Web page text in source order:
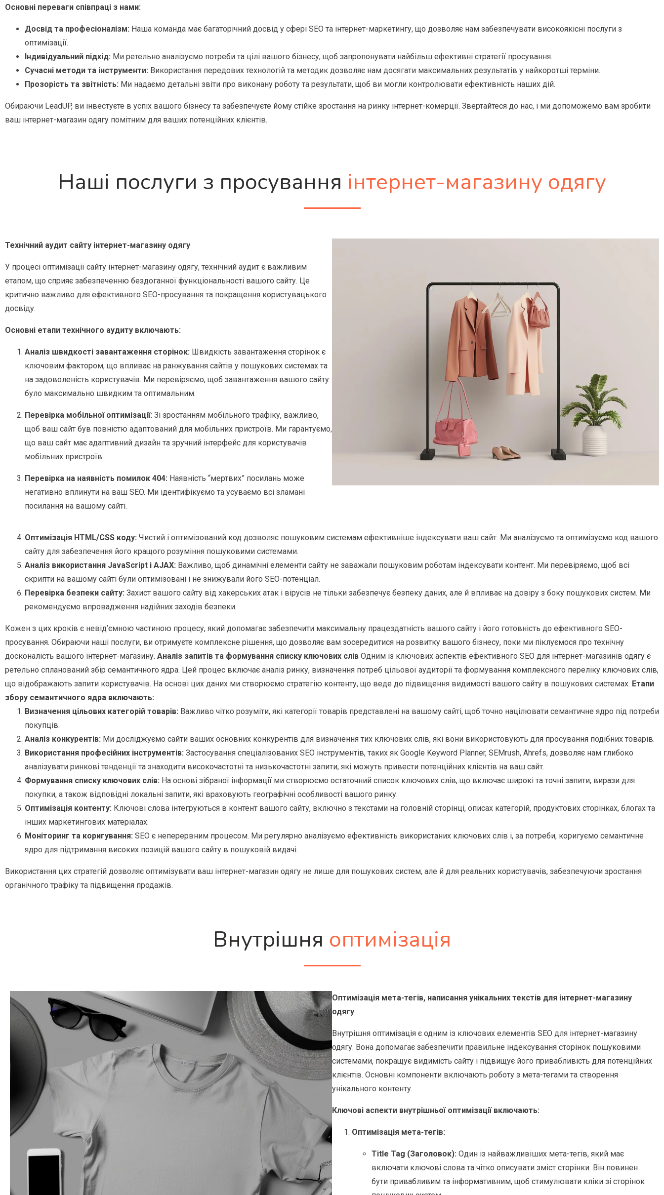
Основні переваги співпраці з нами:
Досвід та професіоналізм: Наша команда має багаторічний досвід у сфері SEO та інтернет-маркетингу, що дозволяє нам забезпечувати високоякісні послуги з
оптимізації.
Індивідуальний підхід: Ми ретельно аналізуємо потреби та цілі вашого бізнесу, щоб запропонувати найбільш ефективні стратегії просування.
Сучасні методи та інструменти: Використання передових технологій та методик дозволяє нам досягати максимальних результатів у найкоротші терміни.
Прозорість та звітність: Ми надаємо детальні звіти про виконану роботу та результати, щоб ви могли контролювати ефективність наших дій.
Обираючи LeadUP, ви інвестуєте в успіх вашого бізнесу та забезпечуєте йому стійке зростання на ринку інтернет-комерції. Звертайтеся до нас, і ми допоможемо вам зробити
ваш інтернет-магазин одягу помітним для ваших потенційних клієнтів.
Наші послуги з просування інтернет-магазину одягу
Технічний аудит сайту інтернет-магазину одягу
У процесі оптимізації сайту інтернет-магазину одягу, технічний аудит є важливим
етапом, що сприяє забезпеченню бездоганної функціональності вашого сайту. Це
критично важливо для ефективного SEO-просування та покращення користувацького
досвіду.
Основні етапи технічного аудиту включають:
Аналіз швидкості завантаження сторінок: Швидкість завантаження сторінок є
ключовим фактором, що впливає на ранжування сайтів у пошукових системах та
на задоволеність користувачів. Ми перевіряємо, щоб завантаження вашого сайту
було максимально швидким та оптимальним.
Перевірка мобільної оптимізації: Зі зростанням мобільного трафіку, важливо,
щоб ваш сайт був повністю адаптований для мобільних пристроїв. Ми гарантуємо,
що ваш сайт має адаптивний дизайн та зручний інтерфейс для користувачів
мобільних пристроїв.
Перевірка на наявність помилок 404: Наявність “мертвих” посилань може
негативно вплинути на ваш SEO. Ми ідентифікуємо та усуваємо всі зламані
посилання на вашому сайті.
Оптимізація HTML/CSS коду: Чистий і оптимізований код дозволяє пошуковим системам ефективніше індексувати ваш сайт. Ми аналізуємо та оптимізуємо код вашого
сайту для забезпечення його кращого розуміння пошуковими системами.
Аналіз використання JavaScript і AJAX: Важливо, щоб динамічні елементи сайту не заважали пошуковим роботам індексувати контент. Ми перевіряємо, щоб всі
скрипти на вашому сайті були оптимізовані і не знижували його SEO-потенціал.
Перевірка безпеки сайту: Захист вашого сайту від хакерських атак і вірусів не тільки забезпечує безпеку даних, але й впливає на довіру з боку пошукових систем. Ми
рекомендуємо впровадження надійних заходів безпеки.
Кожен з цих кроків є невід’ємною частиною процесу, який допомагає забезпечити максимальну працездатність вашого сайту і його готовність до ефективного SEO-
просування. Обираючи наші послуги, ви отримуєте комплексне рішення, що дозволяє вам зосередитися на розвитку вашого бізнесу, поки ми піклуємося про технічну
досконалість вашого інтернет-магазину. Аналіз запитів та формування списку ключових слів Одним із ключових аспектів ефективного SEO для інтернет-магазинів одягу є
ретельно спланований збір семантичного ядра. Цей процес включає аналіз ринку, визначення потреб цільової аудиторії та формування комплексного переліку ключових слів,
що відображають запити користувачів. На основі цих даних ми створюємо стратегію контенту, що веде до підвищення видимості вашого сайту в пошукових системах. Етапи
збору семантичного ядра включають:
Визначення цільових категорій товарів: Важливо чітко розуміти, які категорії товарів представлені на вашому сайті, щоб точно націлювати семантичне ядро під потреби
покупців.
Аналіз конкурентів: Ми досліджуємо сайти ваших основних конкурентів для визначення тих ключових слів, які вони використовують для просування подібних товарів.
Використання професійних інструментів: Застосування спеціалізованих SEO інструментів, таких як Google Keyword Planner, SEMrush, Ahrefs, дозволяє нам глибоко
аналізувати ринкові тенденції та знаходити високочастотні та низькочастотні запити, які можуть привести потенційних клієнтів на ваш сайт.
Формування списку ключових слів: На основі зібраної інформації ми створюємо остаточний список ключових слів, що включає широкі та точні запити, вирази для
покупки, а також відповідні локальні запити, які враховують географічні особливості вашого ринку.
Оптимізація контенту: Ключові слова інтегруються в контент вашого сайту, включно з текстами на головній сторінці, описах категорій, продуктових сторінках, блогах та
інших маркетингових матеріалах.
Моніторинг та коригування: SEO є неперервним процесом. Ми регулярно аналізуємо ефективність використаних ключових слів і, за потреби, коригуємо семантичне
ядро для підтримання високих позицій вашого сайту в пошуковій видачі.
Використання цих стратегій дозволяє оптимізувати ваш інтернет-магазин одягу не лише для пошукових систем, але й для реальних користувачів, забезпечуючи зростання
органічного трафіку та підвищення продажів.
Внутрішня оптимізація
Оптимізація мета-тегів, написання унікальних текстів для інтернет-магазину
одягу
Внутрішня оптимізація є одним із ключових елементів SEO для інтернет-магазину
одягу. Вона допомагає забезпечити правильне індексування сторінок пошуковими
системами, покращує видимість сайту і підвищує його привабливість для потенційних
клієнтів. Основні компоненти включають роботу з мета-тегами та створення
унікального контенту.
Ключові аспекти внутрішньої оптимізації включають:
Оптимізація мета-тегів:
Title Tag (Заголовок): Один із найважливіших мета-тегів, який має
включати ключові слова та чітко описувати зміст сторінки. Він повинен
бути привабливим та інформативним, щоб стимулювати кліки зі сторінок